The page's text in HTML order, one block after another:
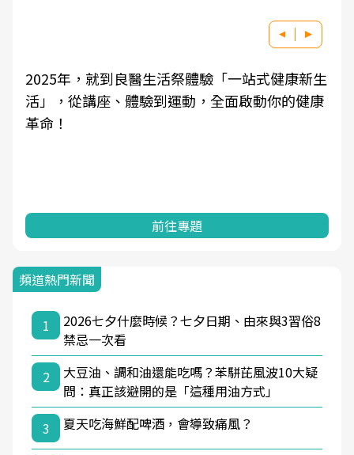
2025年，就到良醫生活祭體驗「一站式健康新生
活」，從講座、體驗到運動，全面啟動你的健康
革命！
前往專題
頻道熱門新聞
1
2026七夕什麼時候？七夕日期、由來與3習俗8
禁忌一次看
2
大豆油、調和油還能吃嗎？苯駢芘風波10大疑
問：真正該避開的是「這種用油方式」
3
夏天吃海鮮配啤酒，會導致痛風？